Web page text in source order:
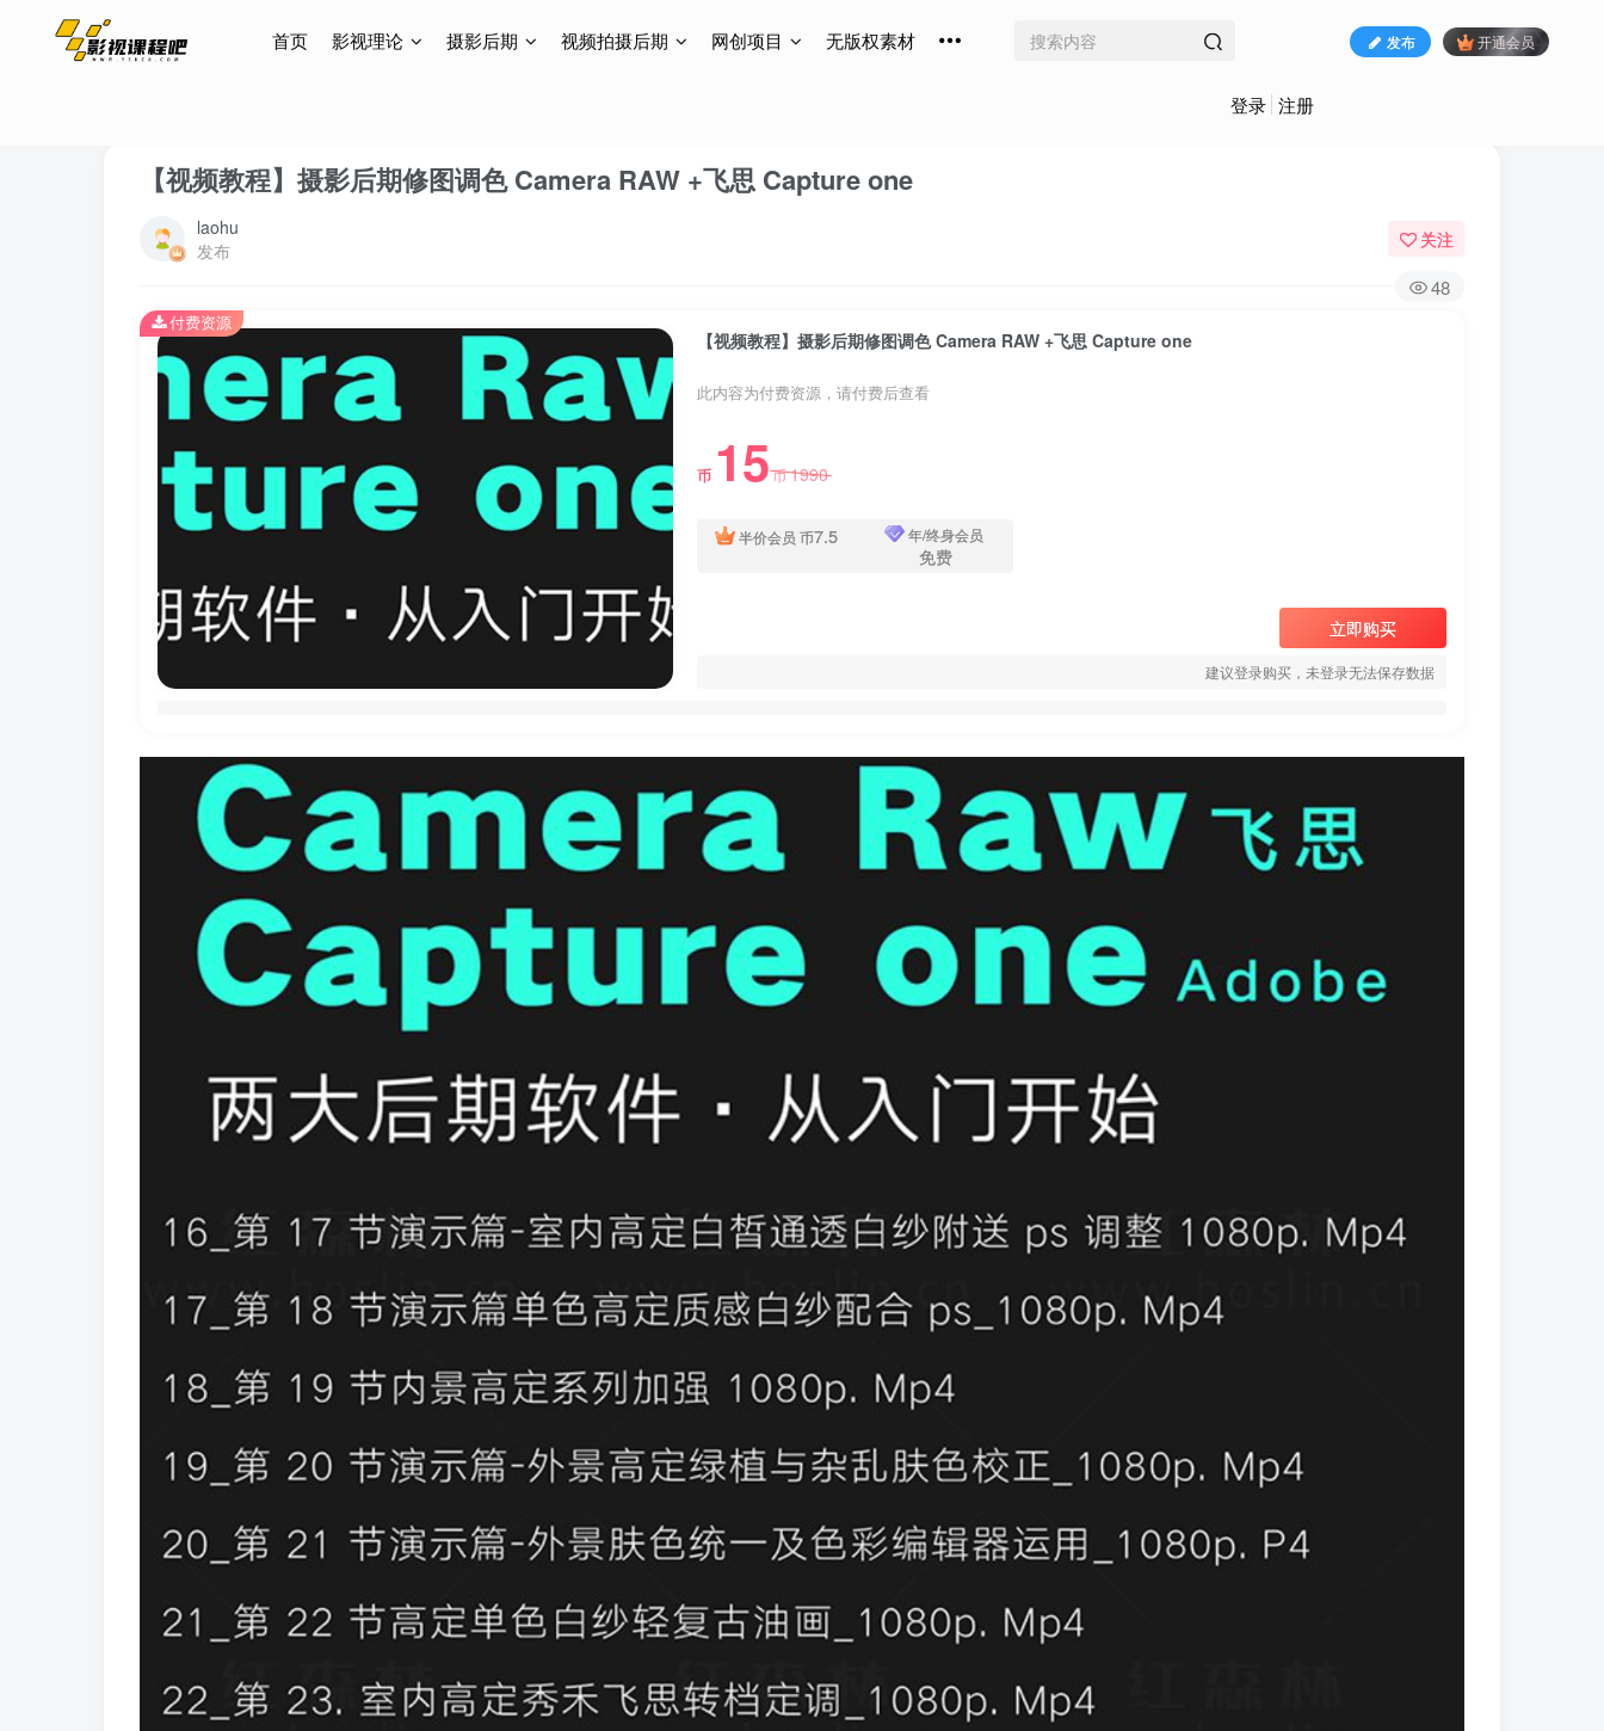
首页 影视理论 摄影后期 视频拍摄后期 网创项目 无版权素材 发布 开通会员
登录 注册
【视频教程】摄影后期修图调色 Camera RAW +飞思 Capture one
laohu
发布
关注
48
【视频教程】摄影后期修图调色 Camera RAW +飞思 Capture one
此内容为付费资源，请付费后查看
币 15币1990
半价会员 币7.5 年/终身会员
免费
立即购买
建议登录购买，未登录无法保存数据
付费资源